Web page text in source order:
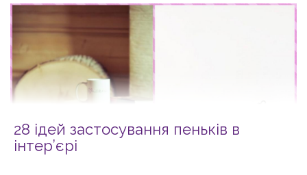
28 ідей застосування пеньків в
інтер’єрі